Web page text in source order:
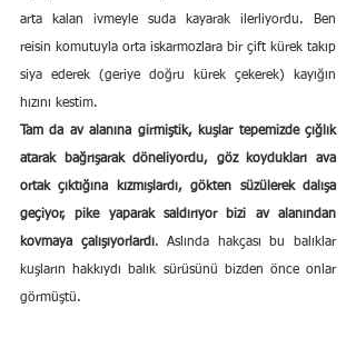
arta kalan ivmeyle suda kayarak ilerliyordu. Ben
reisin komutuyla orta iskarmozlara bir çift kürek takıp
siya ederek (geriye doğru kürek çekerek) kayığın
hızını kestim.
Tam da av alanına girmiştik, kuşlar tepemizde çığlık
atarak bağrışarak döneliyordu, göz koydukları ava
ortak çıktığına kızmışlardı, gökten süzülerek dalışa
geçiyor, pike yaparak saldırıyor bizi av alanından
kovmaya çalışıyorlardı. Aslında hakçası bu balıklar
kuşların hakkıydı balık sürüsünü bizden önce onlar
görmüştü.